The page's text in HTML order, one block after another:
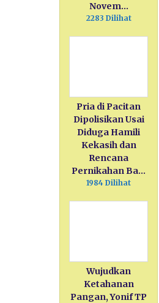
Novem…
2283 Dilihat
Pria di Pacitan
Dipolisikan Usai
Diduga Hamili
Kekasih dan
Rencana
Pernikahan Ba…
1984 Dilihat
Wujudkan
Ketahanan
Pangan, Yonif TP